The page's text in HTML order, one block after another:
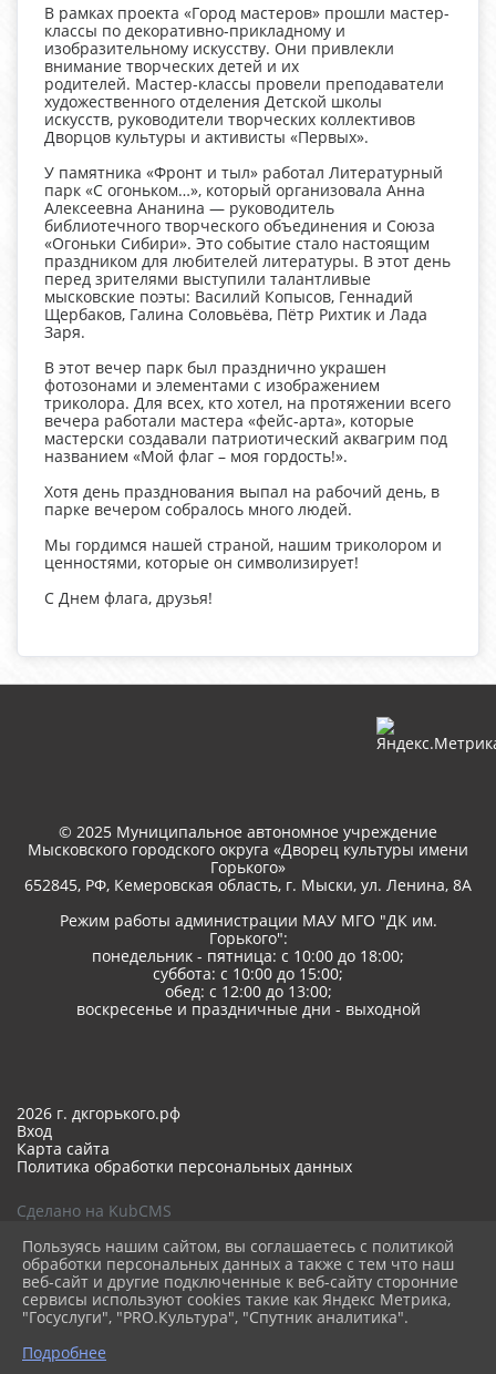
В рамках проекта «Город мастеров» прошли мастер-
классы по декоративно-прикладному и
изобразительному искусству. Они привлекли
внимание творческих детей и их
родителей. Мастер-классы провели преподаватели
художественного отделения Детской школы
искусств, руководители творческих коллективов
Дворцов культуры и активисты «Первых».
У памятника «Фронт и тыл» работал Литературный
парк «С огоньком…», который организовала Анна
Алексеевна Ананина — руководитель
библиотечного творческого объединения и Союза
«Огоньки Сибири». Это событие стало настоящим
праздником для любителей литературы. В этот день
перед зрителями выступили талантливые
мысковские поэты: Василий Копысов, Геннадий
Щербаков, Галина Соловьёва, Пётр Рихтик и Лада
Заря.
В этот вечер парк был празднично украшен
фотозонами и элементами с изображением
триколора. Для всех, кто хотел, на протяжении всего
вечера работали мастера «фейс-арта», которые
мастерски создавали патриотический аквагрим под
названием «Мой флаг – моя гордость!».
Хотя день празднования выпал на рабочий день, в
парке вечером собралось много людей.
Мы гордимся нашей страной, нашим триколором и
ценностями, которые он символизирует!
С Днем флага, друзья!
© 2025 Муниципальное автономное учреждение
Мысковского городского округа «Дворец культуры имени
Горького»
652845, РФ, Кемеровская область, г. Мыски, ул. Ленина, 8A
Режим работы администрации МАУ МГО "ДК им.
Горького":
понедельник - пятница: с 10:00 до 18:00;
суббота: с 10:00 до 15:00;
обед: с 12:00 до 13:00;
воскресенье и праздничные дни - выходной
2026 г. дкгорького.рф
Вход
Карта сайта
Политика обработки персональных данных
Сделано на KubCMS
Пользуясь нашим сайтом, вы соглашаетесь с политикой
обработки персональных данных а также с тем что наш
веб-сайт и другие подключенные к веб-сайту сторонние
сервисы используют cookies такие как Яндекс Метрика,
"Госуслуги", "PRO.Культура", "Спутник аналитика".
Подробнее